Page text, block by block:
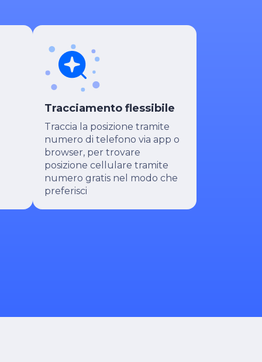
Tracciamento flessibile
Traccia la posizione tramite
numero di telefono via app o
browser, per trovare
posizione cellulare tramite
numero gratis nel modo che
preferisci